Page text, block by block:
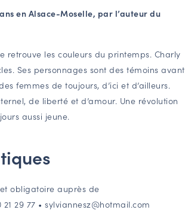
en Alsace-Moselle, par l’auteur du
retrouve les couleurs du printemps. Charly
Ses personnages sont des témoins avant
femmes de toujours, d’ici et d’ailleurs.
de liberté et d’amour. Une révolution
aussi jeune.
obligatoire auprès de
21 29 77 • sylviannesz@hotmail.com